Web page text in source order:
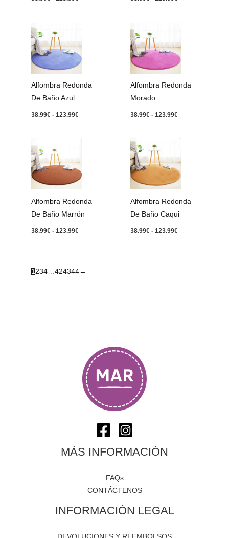
Alfombra Redonda
De Baño Azul
38.99€ - 123.99€
precios:
38.99€
hasta
123.99€
Alfombra Redonda
Morado
38.99€ - 123.99€
precios:
desde
38.99€
hasta
123.99€
Alfombra Redonda
De Baño Marrón
38.99€ - 123.99€
38.99€
hasta
Alfombra Redonda
De Baño Caqui
38.99€ - 123.99€
precios:
38.99€
hasta
123.99€
1 234 …424344→
MÁS INFORMACIÓN
FAQs
CONTÁCTENOS
INFORMACIÓN LEGAL